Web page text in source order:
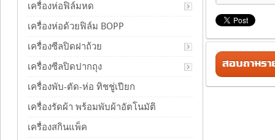
สอบถามรา
เครื่องห่อฟิล์มหด
เครื่องห่อด้วยฟิล์ม BOPP
เครื่องซีลปิดฝาถ้วย
เครื่องซีลปิดปากถุง
เครื่องพับ-ตัด-ห่อ ทิชชู่เปียก
เครื่องรัดผ้า พร้อมพับผ้าอัตโนมัติ
เครื่องสกินแพ็ค